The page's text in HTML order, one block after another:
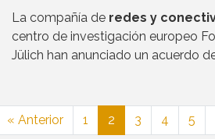
La compañía de redes y
centro de investigación europeo
Jülich han anunciado un acuerdo
« Anterior 1 2 3 4 5